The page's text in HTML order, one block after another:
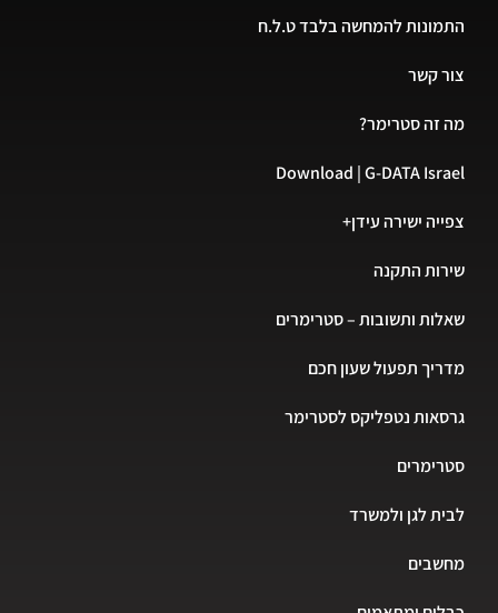
התמונות להמחשה בלבד ט.ל.ח
צור קשר
מה זה סטרימר?
Download | G-DATA Israel
צפייה ישירה עידן+
שירות התקנה
שאלות ותשובות – סטרימרים
מדריך תפעול שעון חכם
גרסאות נטפליקס לסטרימר
סטרימרים
לבית לגן ולמשרד
מחשבים